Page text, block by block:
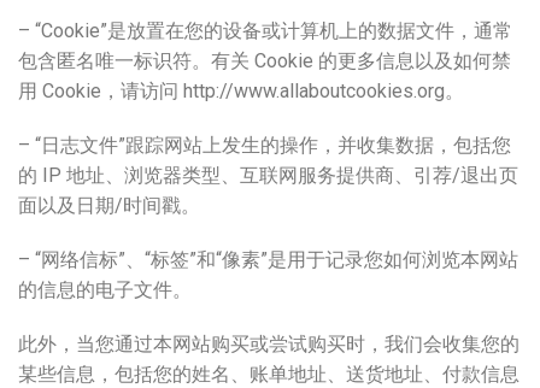
– “Cookie”是放置在您的设备或计算机上的数据文件，通常
包含匿名唯一标识符。有关 Cookie 的更多信息以及如何禁
用 Cookie，请访问 http://www.allaboutcookies.org。
– “日志文件”跟踪网站上发生的操作，并收集数据，包括您
的 IP 地址、浏览器类型、互联网服务提供商、引荐/退出页
面以及日期/时间戳。
– “网络信标”、“标签”和“像素”是用于记录您如何浏览本网站
的信息的电子文件。
此外，当您通过本网站购买或尝试购买时，我们会收集您的
某些信息，包括您的姓名、账单地址、送货地址、付款信息